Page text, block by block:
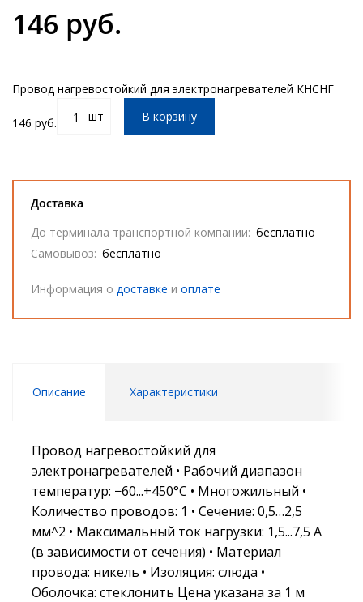
146 руб.
Провод нагревостойкий для электронагревателей КНСНГ
146 руб. шт В корзину
Доставка
До терминала транспортной компании: бесплатно
Самовывоз: бесплатно
Информация о доставке и оплате
Описание Характеристики
Провод нагревостойкий для
электронагревателей • Рабочий диапазон
температур: −60...+450°С • Многожильный •
Количество проводов: 1 • Сечение: 0,5…2,5
мм^2 • Максимальный ток нагрузки: 1,5...7,5 А
(в зависимости от сечения) • Материал
провода: никель • Изоляция: слюда •
Оболочка: стеклонить Цена указана за 1 м